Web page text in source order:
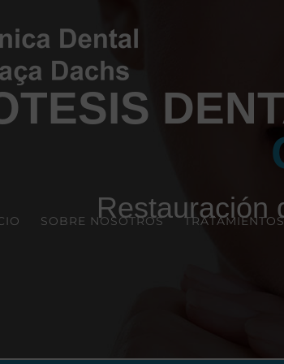
SOBRE NOSOTROS TRATAMIENTOS
Restauración